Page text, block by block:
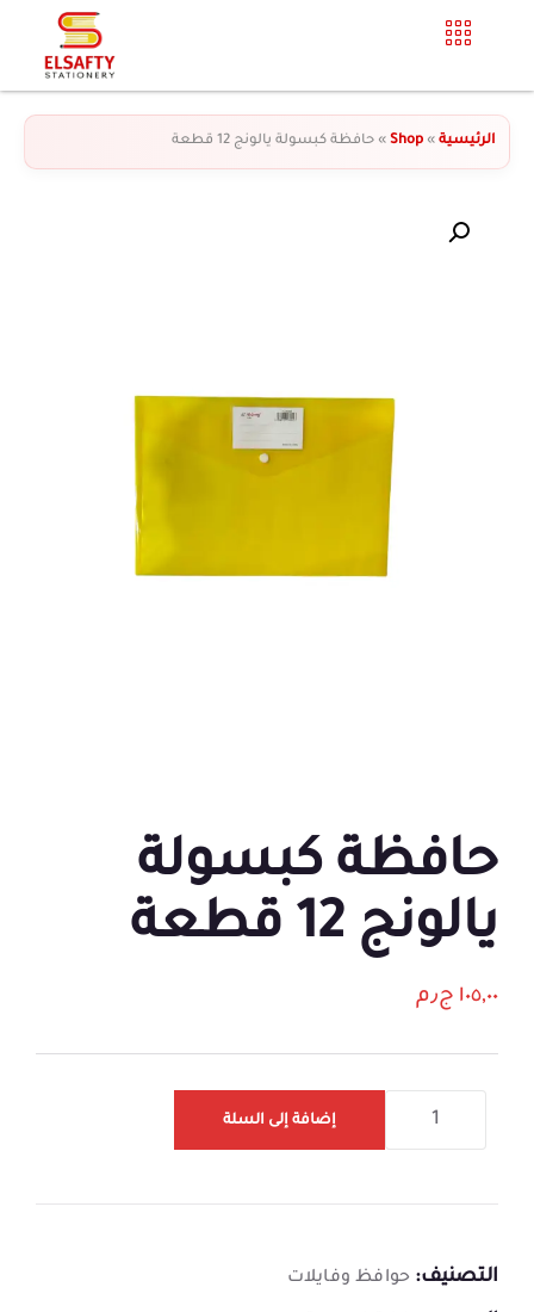
الرئيسية »
Shop
» حافظة كبسولة يالونج 12 قطعة
حافظة كبسولة
يالونج 12 قطعة
١٠٥,٠٠ ج٫م
إضافة إلى السلة
التصنيف: حوافظ وفايلات